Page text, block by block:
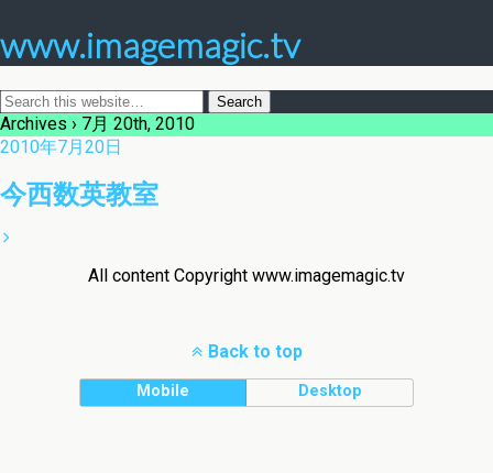
www.imagemagic.tv
Archives › 7月 20th, 2010
2010年7月20日
今西数英教室
All content Copyright www.imagemagic.tv
Back to top
Mobile Desktop